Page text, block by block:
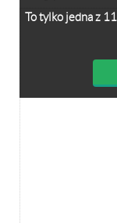
To tylko jedna z